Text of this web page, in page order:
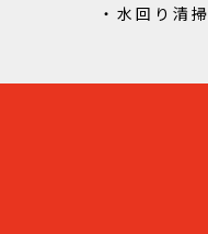
・水回り清掃